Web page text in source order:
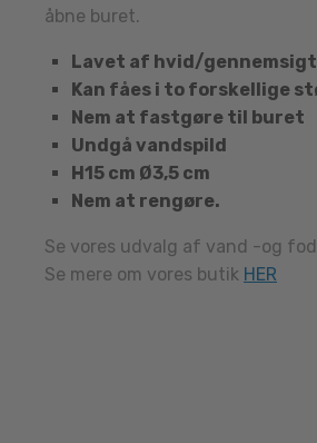
åbne buret.
Lavet af hvid/
Kan fåes i to forskellige
Nem at fastgøre til buret
Undgå vandspild
H15 cm Ø3,5 cm
Nem at rengøre.
Se vores udvalg af vand -og
Se mere om vores butik HER